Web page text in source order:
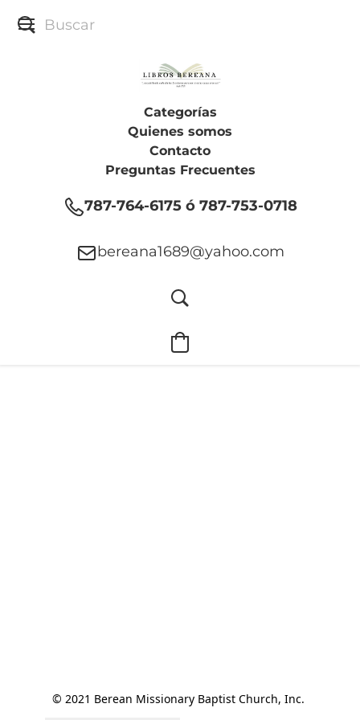
Categorías
Quienes somos
Contacto
Preguntas Frecuentes
787-764-6175 ó 787-753-0718
bereana1689@yahoo.com
© 2021 Berean Missionary Baptist Church, Inc.